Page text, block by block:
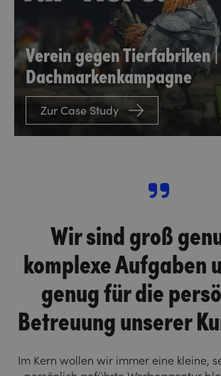
Verein gegen Tierfabriken |
Dachmarkenkampagne
Zur Case Study
Wir sind groß
komplexe Aufgaben
genug für die
Betreuung unserer
Im Kern wollen wir immer eine kleine,